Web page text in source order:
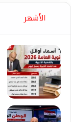
الأشهر